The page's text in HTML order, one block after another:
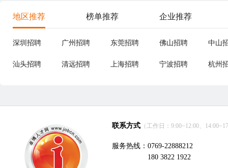
地区推荐 榜单推荐 企业推荐
深圳招聘 广州招聘 东莞招聘 佛山招聘 中山
汕头招聘 清远招聘 上海招聘 宁波招聘 杭州
联系方式 （工作日：9:00~12:00、
服务热线：0769-22888212
180 3822 1922